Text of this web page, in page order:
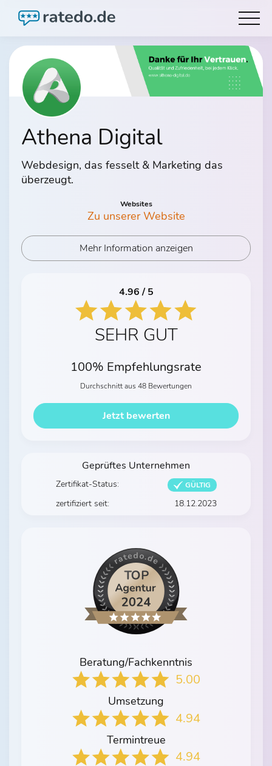
Athena Digital
Webdesign, das fesselt & Marketing das
überzeugt.
Websites
Zu unserer Website
Mehr Information anzeigen
4.96 / 5
SEHR GUT
100% Empfehlungsrate
Durchschnitt aus 48 Bewertungen
Jetzt bewerten
Geprüftes Unternehmen
Zertifikat-Status: GÜLTIG
zertifiziert seit: 18.12.2023
Beratung/Fachkenntnis
5.00
Umsetzung
4.94
Termintreue
4.94